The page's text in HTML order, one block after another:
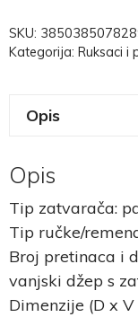
SKU:
Kategorija: Ruksaci i
Opis
Opis
Tip zatvarača:
Tip ručke/
Broj pretinaca i
vanjski džep s
Dimenzije (D x